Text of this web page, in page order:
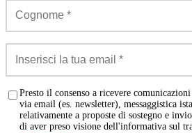
Presto il consenso a ricevere
via email (es. newsletter), messaggistica
relativamente a proposte di sostegno e
di aver preso visione dell'informativa sul